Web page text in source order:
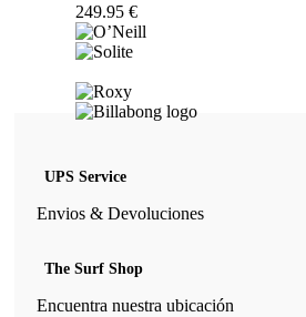
249.95 €
UPS Service
Envios & Devoluciones
The Surf Shop
Encuentra nuestra ubicación